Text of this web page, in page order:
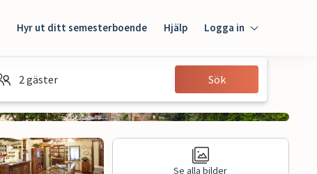
Hyr ut ditt semesterboende Hjälp Logga in
Gäst
2 gäster Sök
Se alla bilder